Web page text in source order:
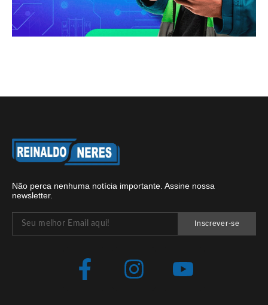
Não perca nenhuma notícia importante. Assine nossa
newsletter.
Inscrever-se